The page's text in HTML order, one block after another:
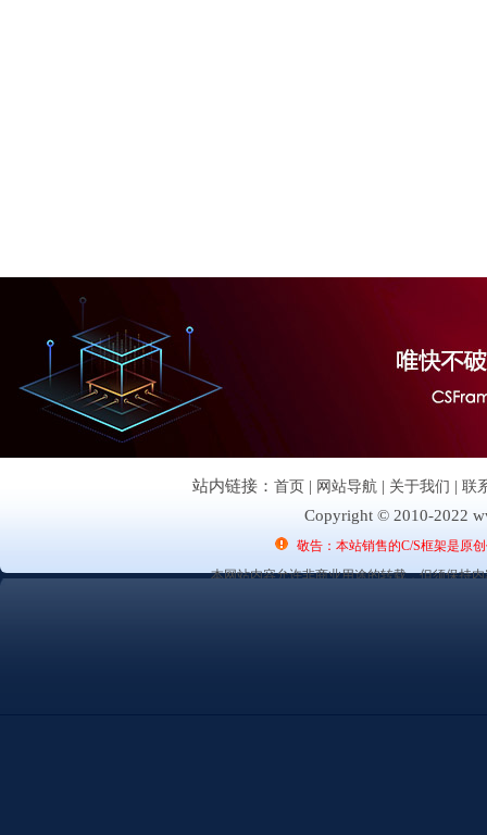
站内链接： 首页 | 网站导航 | 关于我们 | 联
Copyright © 2010-2022
敬告：本站销售的C/S框架是原
本网站内容允许非商业用途的转载，但须保持